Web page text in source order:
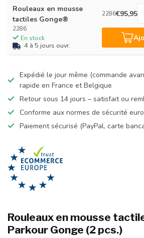
Rouleaux en mousse
tactiles Gonge®
2286
En stock
4 à 5 jours ouvr.
2286€95,95
Expédié le jour même (commande
rapide en France et Belgique
Retour sous 14 jours – satisfait ou
Conforme aux normes de sécurité
Paiement sécurisé (PayPal, carte
Rouleaux en mousse
Parkour Gonge (2 pcs.)